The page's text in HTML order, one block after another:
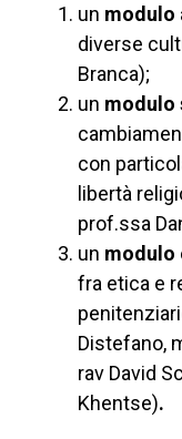
un modulo
diverse
Branca);
un
con
libertà
prof.ssa
un modulo
fra etica e
Distefano,
rav David
Khentse).